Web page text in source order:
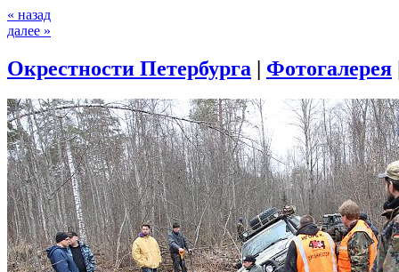
« назад
далее »
Окрестности Петербурга | Фотогалерея